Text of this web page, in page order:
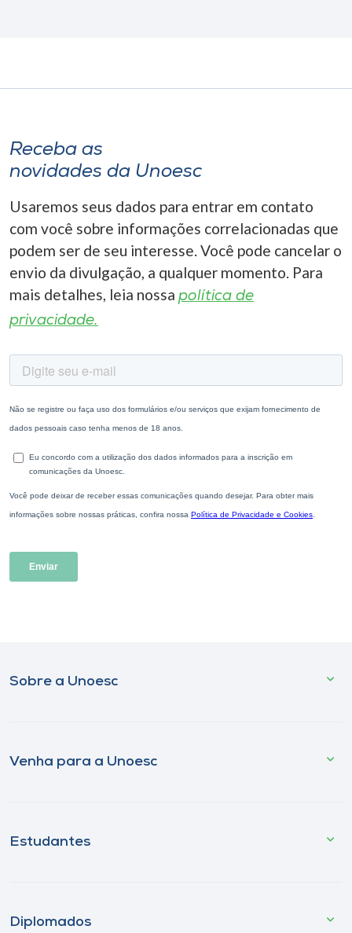
Receba as
novidades da Unoesc
Usaremos seus dados para entrar em contato
com você sobre informações correlacionadas que
podem ser de seu interesse. Você pode cancelar o
envio da divulgação, a qualquer momento. Para
mais detalhes, leia nossa política de
privacidade.
Sobre a Unoesc
Venha para a Unoesc
Estudantes
Diplomados